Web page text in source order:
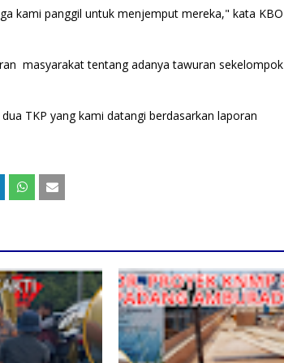
kami panggil untuk menjemput mereka," kata KBO
masyarakat tentang adanya tawuran sekelompok
TKP yang kami datangi berdasarkan laporan